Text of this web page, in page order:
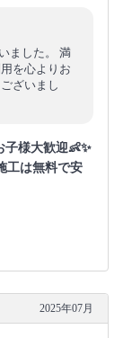
ました。 満
を心よりお
ざいまし
子様大歓迎👶✨
工は無料で安
2025年07月